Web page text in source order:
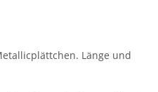
Länge und